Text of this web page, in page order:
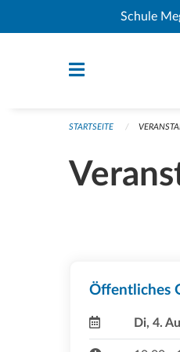
Navigation überspringen
Schule
STARTSEITE
Öffentliches
Di, 4.